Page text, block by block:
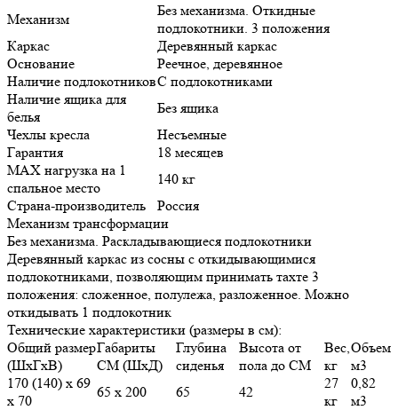
Механизм
Без механизма. Откидные
подлокотники. 3 положения
Каркас
Деревянный каркас
Основание
Реечное, деревянное
Наличие подлокотниковС подлокотниками
Наличие ящика для
белья
Без ящика
Чехлы кресла
Несъемные
Гарантия
18 месяцев
MAX нагрузка на 1
спальное место
140 кг
Страна-производитель
Россия
Механизм трансформации
Без механизма. Раскладывающиеся подлокотники
Деревянный каркас из сосны с откидывающимися
подлокотниками, позволяющим принимать тахте 3
положения: сложенное, полулежа, разложенное. Можно
откидывать 1 подлокотник
Технические характеристики (размеры в см):
Общий размер
(ШхГхВ)
Габариты
СМ (ШхД)
Глубина
сиденья
Высота от
пола до СМ
Вес,
кг
Объем
м3
170 (140) х 69
х 70
65 х 200 65 42
27
кг
0,82
м3